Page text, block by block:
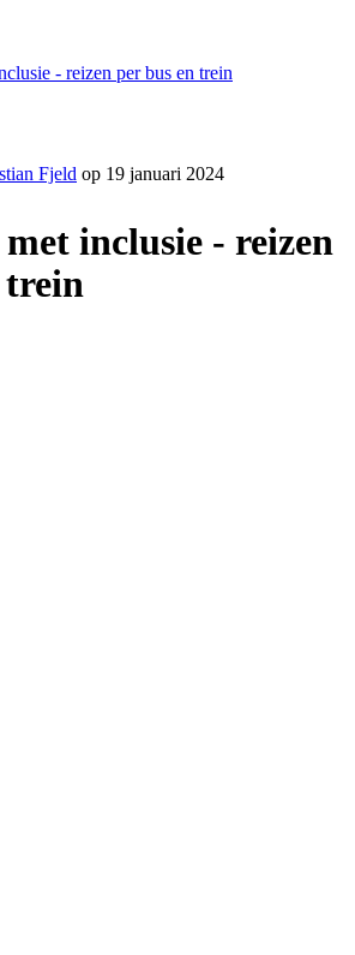
- reizen per bus en trein
Fjeld op 19 januari 2024
inclusie - reizen
trein